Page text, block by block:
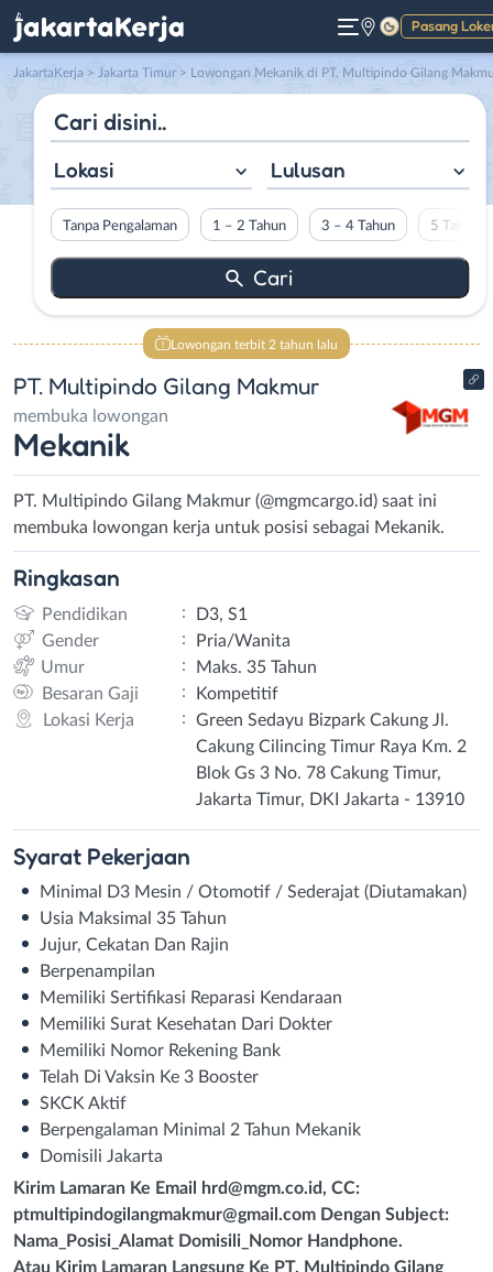
Pasang
Gelap
JakartaKerja > Jakarta Timur > Lowongan Mekanik di PT. Multipindo Gilang
Lokasi Lulusan
Tanpa Pengalaman 1 – 2 Tahun 3 – 4 Tahun 5 Tahun
Lowongan terbit 2 tahun lalu
PT. Multipindo Gilang Makmur
membuka lowongan
Mekanik
PT. Multipindo Gilang Makmur (@mgmcargo.id) saat ini
membuka lowongan kerja untuk posisi sebagai Mekanik.
Ringkasan
Pendidikan :
D3, S1
Gender
:
Pria/Wanita
Umur
:
Maks. 35 Tahun
Besaran Gaji
:
Kompetitif
Lokasi Kerja
:
Green Sedayu Bizpark Cakung Jl.
Cakung Cilincing Timur Raya Km. 2
Blok Gs 3 No. 78 Cakung Timur,
Jakarta Timur, DKI Jakarta - 13910
Syarat Pekerjaan
Minimal D3 Mesin / Otomotif / Sederajat (Diutamakan)
Usia Maksimal 35 Tahun
Jujur, Cekatan Dan Rajin
Berpenampilan
Memiliki Sertifikasi Reparasi Kendaraan
Memiliki Surat Kesehatan Dari Dokter
Memiliki Nomor Rekening Bank
Telah Di Vaksin Ke 3 Booster
SKCK Aktif
Berpengalaman Minimal 2 Tahun Mekanik
Domisili Jakarta
Kirim Lamaran Ke Email
hrd@mgm.co.id, CC:
ptmultipindogilangmakmur@gmail.com Dengan Subject:
Nama_Posisi_Alamat Domisili_Nomor Handphone.
Atau Kirim Lamaran Langsung Ke PT. Multipindo Gilang